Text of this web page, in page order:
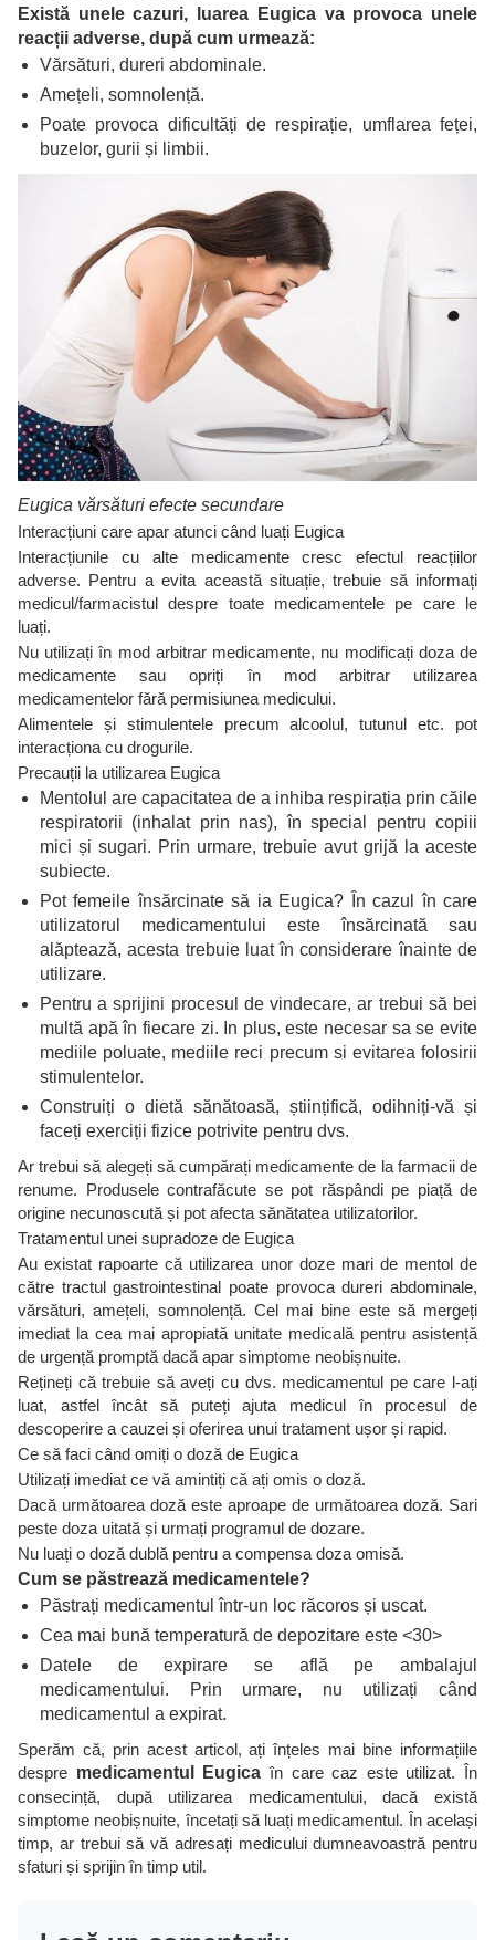
Există unele cazuri, luarea Eugica va provoca unele
reacții adverse, după cum urmează:
Vărsături, dureri abdominale.
Amețeli, somnolență.
Poate provoca dificultăți de respirație, umflarea feței,
buzelor, gurii și limbii.
Eugica vărsături efecte secundare
Interacțiuni care apar atunci când luați Eugica
Interacțiunile cu alte medicamente cresc efectul reacțiilor
adverse. Pentru a evita această situație, trebuie să informați
medicul/farmacistul despre toate medicamentele pe care le
luați.
Nu utilizați în mod arbitrar medicamente, nu modificați doza de
medicamente sau opriți în mod arbitrar utilizarea
medicamentelor fără permisiunea medicului.
Alimentele și stimulentele precum alcoolul, tutunul etc. pot
interacționa cu drogurile.
Precauții la utilizarea Eugica
Mentolul are capacitatea de a inhiba respirația prin căile
respiratorii (inhalat prin nas), în special pentru copiii
mici și sugari. Prin urmare, trebuie avut grijă la aceste
subiecte.
Pot femeile însărcinate să ia Eugica? În cazul în care
utilizatorul medicamentului este însărcinată sau
alăptează, acesta trebuie luat în considerare înainte de
utilizare.
Pentru a sprijini procesul de vindecare, ar trebui să bei
multă apă în fiecare zi. In plus, este necesar sa se evite
mediile poluate, mediile reci precum si evitarea folosirii
stimulentelor.
Construiți o dietă sănătoasă, științifică, odihniți-vă și
faceți exerciții fizice potrivite pentru dvs.
Ar trebui să alegeți să cumpărați medicamente de la farmacii de
renume. Produsele contrafăcute se pot răspândi pe piață de
origine necunoscută și pot afecta sănătatea utilizatorilor.
Tratamentul unei supradoze de Eugica
Au existat rapoarte că utilizarea unor doze mari de mentol de
către tractul gastrointestinal poate provoca dureri abdominale,
vărsături, amețeli, somnolență. Cel mai bine este să mergeți
imediat la cea mai apropiată unitate medicală pentru asistență
de urgență promptă dacă apar simptome neobișnuite.
Rețineți că trebuie să aveți cu dvs. medicamentul pe care l-ați
luat, astfel încât să puteți ajuta medicul în procesul de
descoperire a cauzei și oferirea unui tratament ușor și rapid.
Ce să faci când omiți o doză de Eugica
Utilizați imediat ce vă amintiți că ați omis o doză.
Dacă următoarea doză este aproape de următoarea doză. Sari
peste doza uitată și urmați programul de dozare.
Nu luați o doză dublă pentru a compensa doza omisă.
Cum se păstrează medicamentele?
Păstrați medicamentul într-un loc răcoros și uscat.
Cea mai bună temperatură de depozitare este <30>
Datele de expirare se află pe ambalajul
medicamentului. Prin urmare, nu utilizați când
medicamentul a expirat.
Sperăm că, prin acest articol, ați înțeles mai bine informațiile
despre medicamentul Eugica în care caz este utilizat. În
consecință, după utilizarea medicamentului, dacă există
simptome neobișnuite, încetați să luați medicamentul. În același
timp, ar trebui să vă adresați medicului dumneavoastră pentru
sfaturi și sprijin în timp util.